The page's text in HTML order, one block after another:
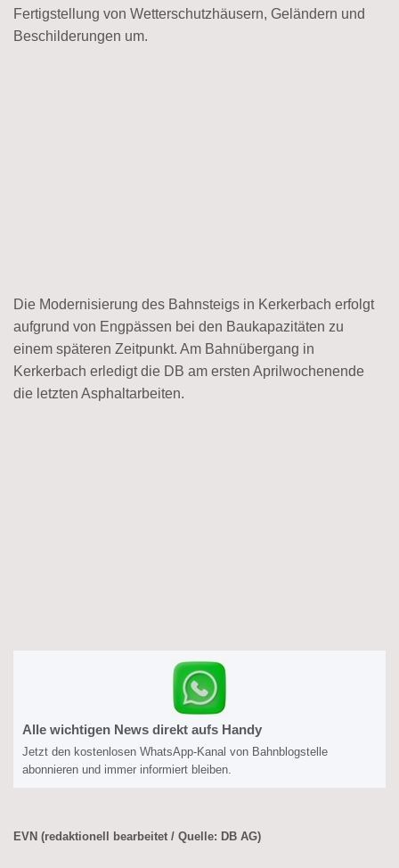
Fertigstellung von Wetterschutzhäusern, Geländern und
Beschilderungen um.
Die Modernisierung des Bahnsteigs in Kerkerbach erfolgt
aufgrund von Engpässen bei den Baukapazitäten zu
einem späteren Zeitpunkt. Am Bahnübergang in
Kerkerbach erledigt die DB am ersten Aprilwochenende
die letzten Asphaltarbeiten.
Alle wichtigen News direkt aufs Handy
Jetzt den kostenlosen WhatsApp-Kanal von Bahnblogstelle
abonnieren und immer informiert bleiben.
EVN (redaktionell bearbeitet / Quelle: DB AG)